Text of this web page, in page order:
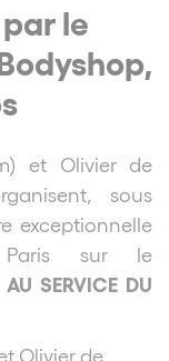
le
et Olivier de
sous
exceptionnelle
sur le
SERVICE DU
Olivier de